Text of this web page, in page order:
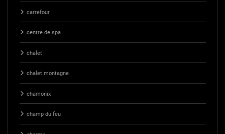
carrefour
centre de spa
chalet
chalet montagne
chamonix
champ du feu